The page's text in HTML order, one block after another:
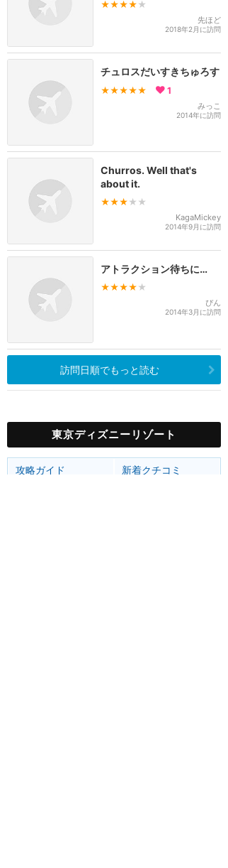
★★★★ ★
先ほど
2018年2月に訪問
チュロスだいすきちゅろす
★★★★★ 1
みっこ
2014年に訪問
Churros. Well that's
about it.
★★★ ★★
KagaMickey
2014年9月に訪問
アトラクション待ちに…
★★★★ ★
ぴん
2014年3月に訪問
訪問日順でもっと読む
東京ディズニーリゾート
攻略ガイド
新着クチコミ